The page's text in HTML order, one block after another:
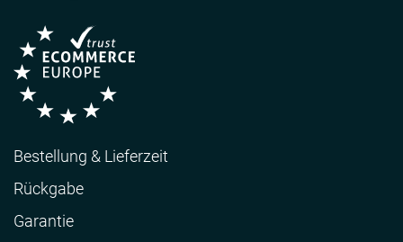
Bestellung & Lieferzeit
Rückgabe
Garantie